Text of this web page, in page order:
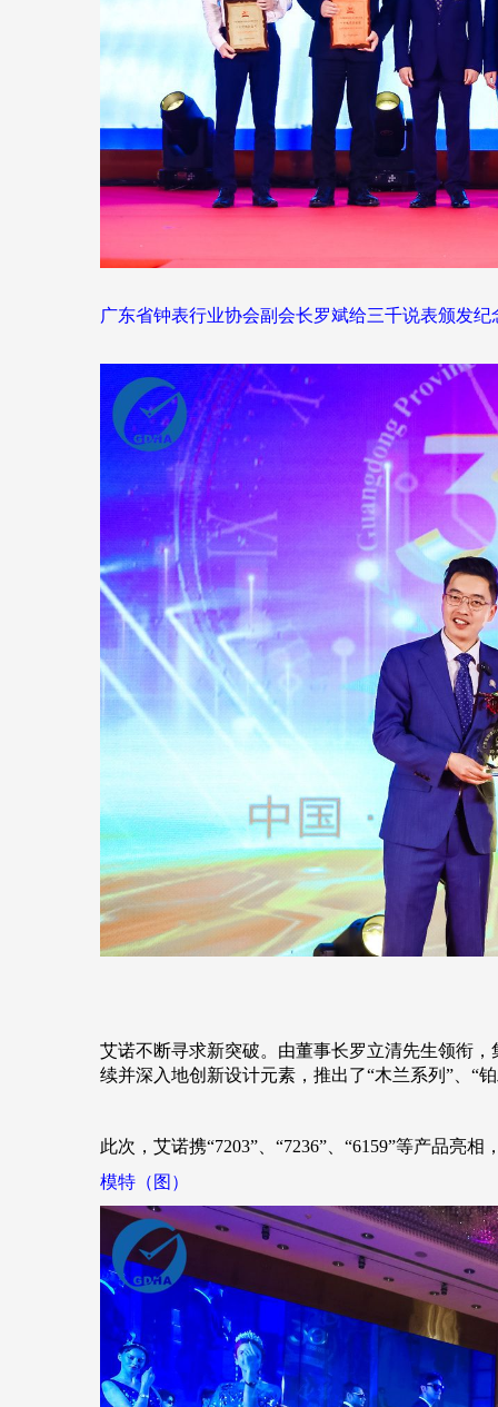
广东省钟表行业协会副会长罗斌给三千说表颁发纪
艾诺不断寻求新突破。由董事长罗立清先生领衔
续并深入地创新设计元素， 推出了“木兰系列”、“
此次，艾诺携“7203”、“7236”、“6159”等产品亮
模特（图）